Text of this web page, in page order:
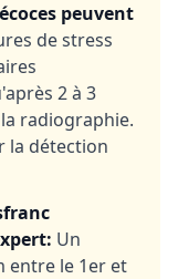
peuvent
de stress
2 à 3
radiographie.
la détection
: Un
entre le 1er et